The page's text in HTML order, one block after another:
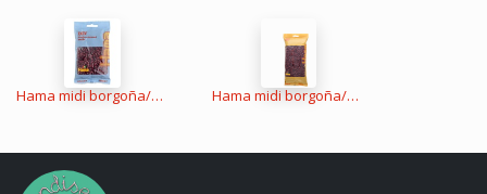
Hama midi borgoña/caoba 1000 piezas Hama midi borgoña/caoba 6000 piezas